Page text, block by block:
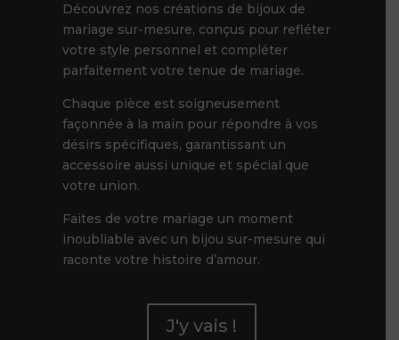
Découvrez nos créations de bijoux de
mariage sur-mesure, conçus pour refléter
votre style personnel et compléter
parfaitement votre tenue de mariage.
Chaque pièce est soigneusement
façonnée à la main pour répondre à vos
désirs spécifiques, garantissant un
accessoire aussi unique et spécial que
votre union.
Faites de votre mariage un moment
inoubliable avec un bijou sur-mesure qui
raconte votre histoire d’amour.
J'y vais !